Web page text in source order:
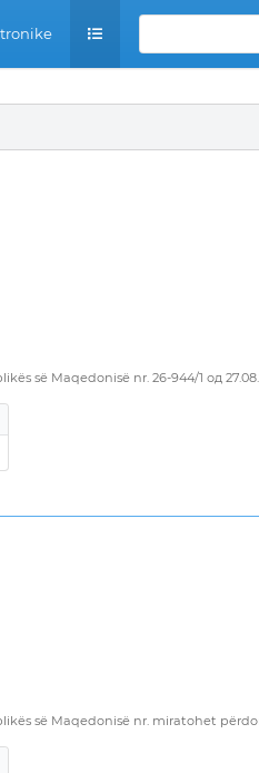
së Maqedonisë nr. 26-944/1 од
së Maqedonisë nr. miratohet